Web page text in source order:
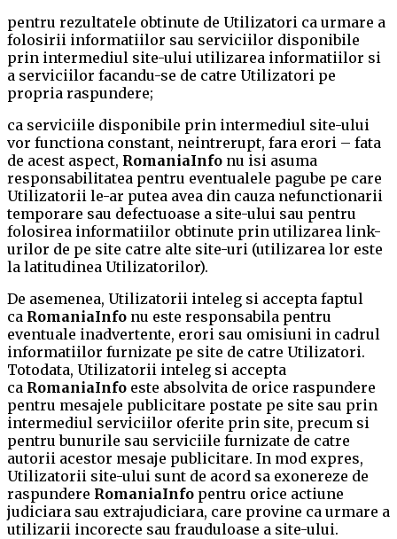
pentru rezultatele obtinute de Utilizatori ca urmare a
folosirii informatiilor sau serviciilor disponibile
prin intermediul site-ului utilizarea informatiilor si
a serviciilor facandu-se de catre Utilizatori pe
propria raspundere;
ca serviciile disponibile prin intermediul site-ului
vor functiona constant, neintrerupt, fara erori – fata
de acest aspect, RomaniaInfo nu isi asuma
responsabilitatea pentru eventualele pagube pe care
Utilizatorii le-ar putea avea din cauza nefunctionarii
temporare sau defectuoase a site-ului sau pentru
folosirea informatiilor obtinute prin utilizarea link-
urilor de pe site catre alte site-uri (utilizarea lor este
la latitudinea Utilizatorilor).
De asemenea, Utilizatorii inteleg si accepta faptul
ca RomaniaInfo nu este responsabila pentru
eventuale inadvertente, erori sau omisiuni in cadrul
informatiilor furnizate pe site de catre Utilizatori.
Totodata, Utilizatorii inteleg si accepta
ca RomaniaInfo este absolvita de orice raspundere
pentru mesajele publicitare postate pe site sau prin
intermediul serviciilor oferite prin site, precum si
pentru bunurile sau serviciile furnizate de catre
autorii acestor mesaje publicitare. In mod expres,
Utilizatorii site-ului sunt de acord sa exonereze de
raspundere RomaniaInfo pentru orice actiune
judiciara sau extrajudiciara, care provine ca urmare a
utilizarii incorecte sau frauduloase a site-ului.